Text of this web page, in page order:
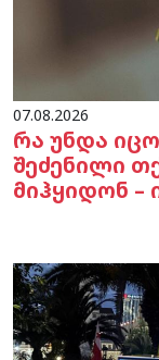
07.08.2026
რა უნდა
შეძენილი
მიჰყიდონ –